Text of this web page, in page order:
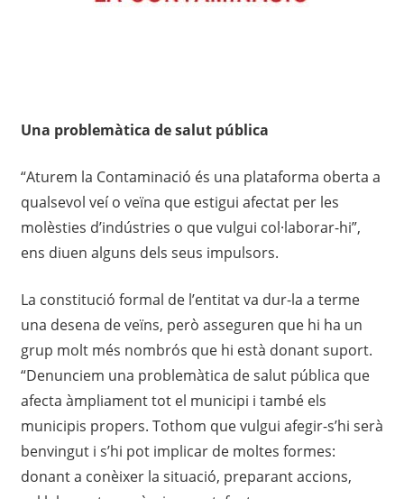
Una problemàtica de salut pública
“Aturem la Contaminació és una plataforma oberta a
qualsevol veí o veïna que estigui afectat per les
molèsties d’indústries o que vulgui col·laborar-hi”,
ens diuen alguns dels seus impulsors.
La constitució formal de l’entitat va dur-la a terme
una desena de veïns, però asseguren que hi ha un
grup molt més nombrós que hi està donant suport.
“Denunciem una problemàtica de salut pública que
afecta àmpliament tot el municipi i també els
municipis propers. Tothom que vulgui afegir-s’hi serà
benvingut i s’hi pot implicar de moltes formes:
donant a conèixer la situació, preparant accions,